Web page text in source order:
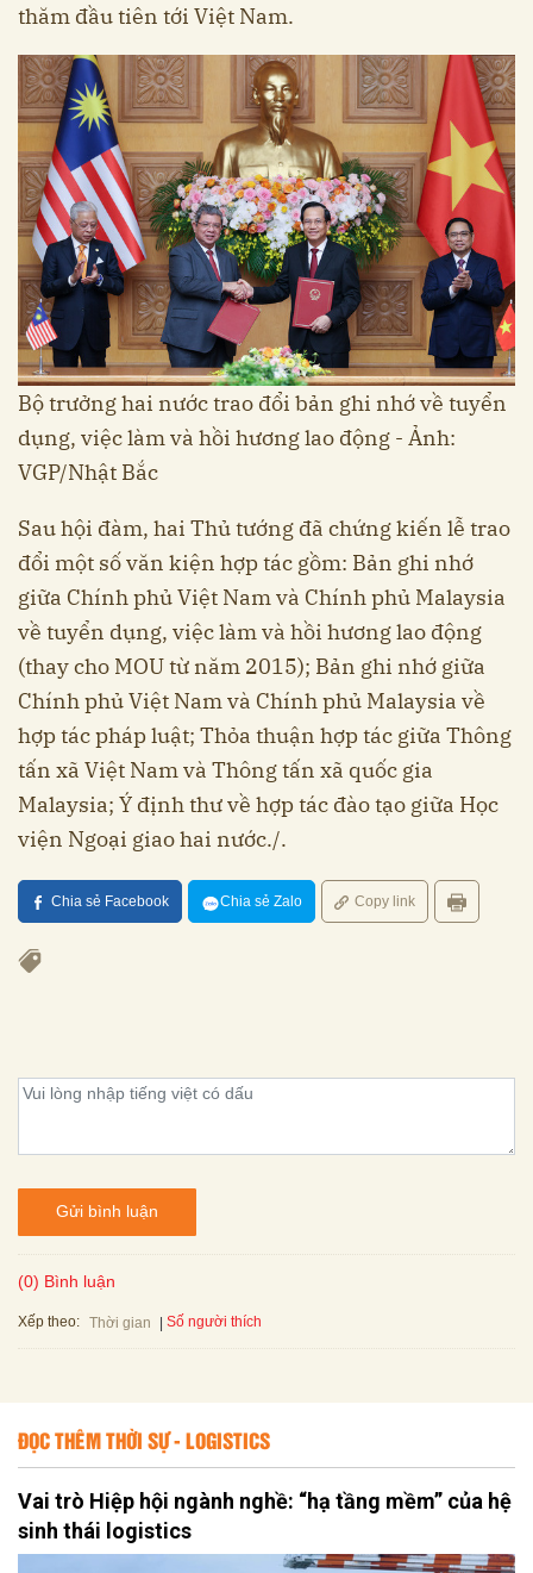
thăm đầu tiên tới Việt Nam.
Bộ trưởng hai nước trao đổi bản ghi nhớ về tuyển
dụng, việc làm và hồi hương lao động - Ảnh:
VGP/Nhật Bắc
Sau hội đàm, hai Thủ tướng đã chứng kiến lễ trao
đổi một số văn kiện hợp tác gồm: Bản ghi nhớ
giữa Chính phủ Việt Nam và Chính phủ Malaysia
về tuyển dụng, việc làm và hồi hương lao động
(thay cho MOU từ năm 2015); Bản ghi nhớ giữa
Chính phủ Việt Nam và Chính phủ Malaysia về
hợp tác pháp luật; Thỏa thuận hợp tác giữa Thông
tấn xã Việt Nam và Thông tấn xã quốc gia
Malaysia; Ý định thư về hợp tác đào tạo giữa Học
viện Ngoại giao hai nước./.
Chia sẻ Facebook Chia sẻ Zalo Copy link
Gửi bình luận
(0) Bình luận
Xếp theo: Thời gian Số người thích
ĐỌC THÊM THỜI SỰ - LOGISTICS
Vai trò Hiệp hội ngành nghề: “hạ tầng mềm” của hệ
sinh thái logistics